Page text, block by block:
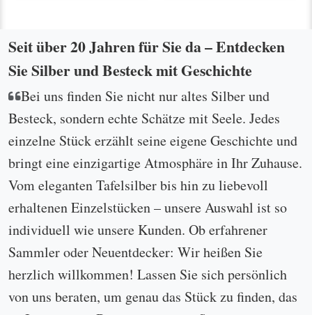
Seit über 20 Jahren für Sie da – Entdecken
Sie Silber und Besteck mit Geschichte
Bei uns finden Sie nicht nur altes Silber und
Besteck, sondern echte Schätze mit Seele. Jedes
einzelne Stück erzählt seine eigene Geschichte und
bringt eine einzigartige Atmosphäre in Ihr Zuhause.
Vom eleganten Tafelsilber bis hin zu liebevoll
erhaltenen Einzelstücken – unsere Auswahl ist so
individuell wie unsere Kunden. Ob erfahrener
Sammler oder Neuentdecker: Wir heißen Sie
herzlich willkommen! Lassen Sie sich persönlich
von uns beraten, um genau das Stück zu finden, das